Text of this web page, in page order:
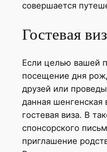
совершается
Гостевая
Если целью вашей
посещение дня
друзей или
данная шенгенская
гостевая виза. В
спонсорского
приглашение